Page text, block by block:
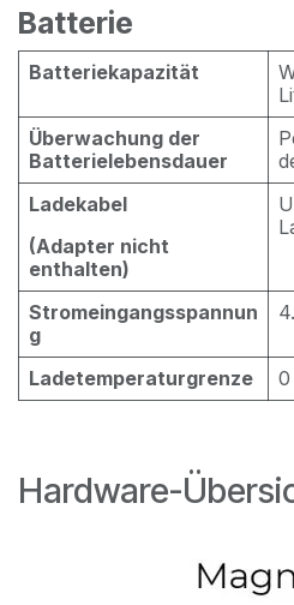
Batterie
Batteriekapazität
Überwachung der
Batterielebensdauer
Ladekabel
(Adapter nicht
enthalten)
Stromeingangsspannun
g
Ladetemperaturgrenze
Hardware-